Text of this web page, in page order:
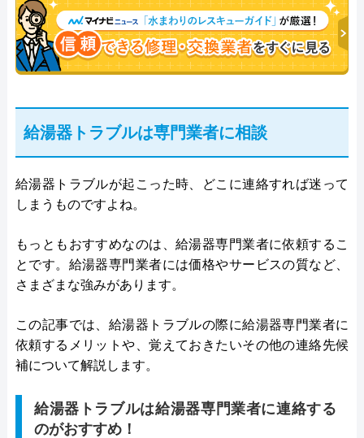
給湯器トラブルは専門業者に相談
給湯器トラブルが起こった時、どこに連絡すれば迷って
しまうものですよね。
もっともおすすめなのは、給湯器専門業者に依頼するこ
とです。給湯器専門業者には価格やサービスの質など、
さまざまな強みがあります。
この記事では、給湯器トラブルの際に給湯器専門業者に
依頼するメリットや、覚えておきたいその他の連絡先候
補について解説します。
給湯器トラブルは給湯器専門業者に連絡する
のがおすすめ！